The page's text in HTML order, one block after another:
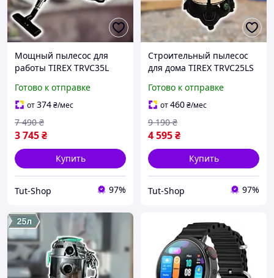
Мощный пылесос для
работы TIREX TRVC35L
2400W Строительный
пылесос
Готово к отправке
от374₴/мес
3 745₴
7 490 ₴
Купить
Tut-Shop 97%
Строительный пылесос
для дома TIREX TRVC25LS
Пылесос для цеха 25 л
Готово к отправке
от460₴/мес
4 595₴
9 190 ₴
Купить
Tut-Shop 97%